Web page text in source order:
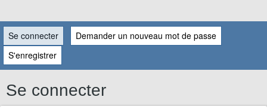
Vous
êtes
ici
Se connecter (onglet actif)
Demander un nouveau mot de passe
S'enregistrer
Se connecter